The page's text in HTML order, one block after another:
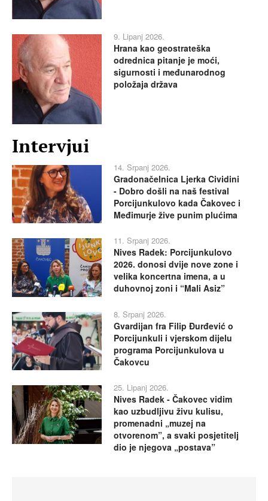
9. Lipanj 2026.
Hrana kao geostrateška
odrednica pitanje je moći,
sigurnosti i međunarodnog
položaja država
Intervjui
14. Srpanj 2026.
Gradonačelnica Ljerka Cividini
- Dobro došli na naš festival
Porcijunkulovo kada Čakovec i
Međimurje žive punim plućima
11. Srpanj 2026.
Nives Radek: Porcijunkulovo
2026. donosi dvije nove zone i
velika koncertna imena, a u
duhovnoj zoni i “Mali Asiz”
8. Srpanj 2026.
Gvardijan fra Filip Đurđević o
Porcijunkuli i vjerskom dijelu
programa Porcijunkulova u
Čakovcu
25. Lipanj 2026.
Nives Radek - Čakovec vidim
kao uzbudljivu živu kulisu,
promenadni „muzej na
otvorenom”, a svaki posjetitelj
dio je njegova „postava”